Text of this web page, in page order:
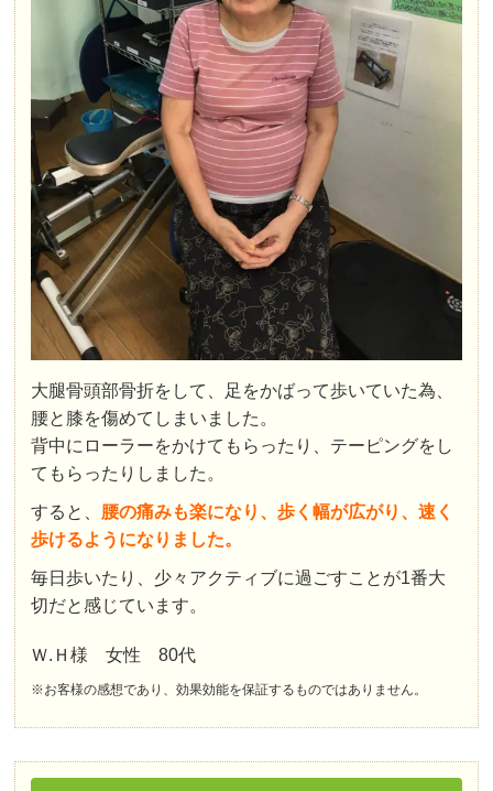
大腿骨頭部骨折をして、足をかばって歩いていた為、
腰と膝を傷めてしまいました。
背中にローラーをかけてもらったり、テーピングをし
てもらったりしました。
すると、 腰の痛みも楽になり、歩く幅が広がり、速く
歩けるようになりました。
毎日歩いたり、少々アクティブに過ごすことが1番大
切だと感じています。
Ｗ.Ｈ様 女性 80代
※お客様の感想であり、効果効能を保証するものではありません。